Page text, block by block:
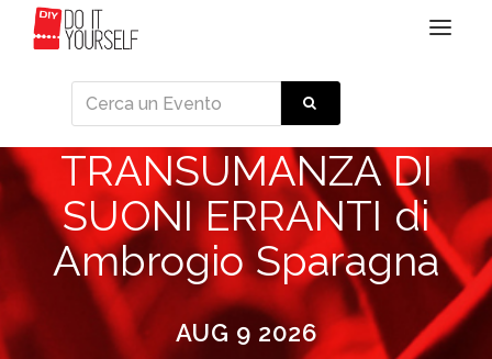
Toggle
TRANSUMANZA DI
SUONI ERRANTI di
Ambrogio Sparagna
AUG 9 2026